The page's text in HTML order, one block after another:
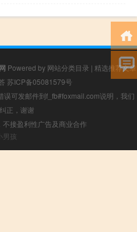
Powered by 网站分类目录 | 精选推荐文章
苏ICP备05081579号
可发邮件到f_fb#foxmail.com说明，我们
正，谢谢
接盈利性广告及商业合作
男孩